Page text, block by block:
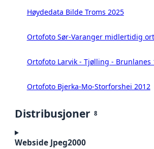
Høydedata Bilde Troms 2025
Ortofoto Sør-Varanger midlertidig
Ortofoto Larvik - Tjølling - Brunlanes
Ortofoto Bjerka-Mo-Storforshei 2012
Distribusjoner 8
Webside Jpeg2000